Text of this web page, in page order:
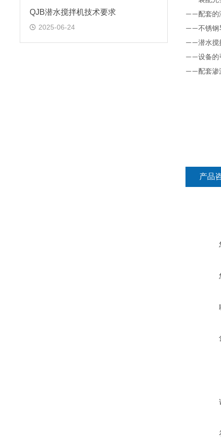
QJB潜水搅拌机技术要求
2025-06-24
——配套的
——不锈钢
——潜水搅
——设备的
——配套渗
产品